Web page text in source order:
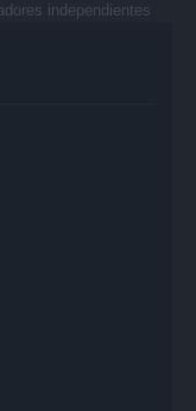
independientes